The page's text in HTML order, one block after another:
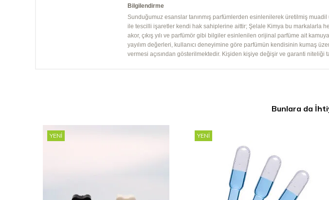
Bilgilendirme
Sunduğumuz esanslar tanınmış parfümlerden esinlenilerek üretilmiş
ile tescilli işaretler kendi hak sahiplerine aittir; Şelale Kimya bu markalarla
akor, çıkış yılı ve parfümör gibi bilgiler esinlenilen orijinal parfüme ait
yayılım değerleri, kullanıcı deneyimine göre parfümün kendisinin kumaş
vermesi açısından gösterilmektedir. Kişiden kişiye değişir ve garanti niteliği
Bunlara da
YENI YENI